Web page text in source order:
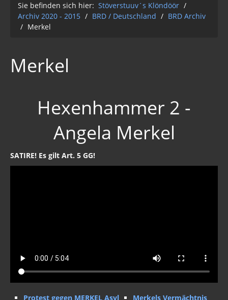
AUFKLÄRUNG 2Q2Q
Klimawandel der Kabale
Gift zum Genozid
Vereinigte Staaten von Europa
Vergangenheit
Zeitgeschichte
Sie befinden sich hier: Stöverstuuv´s Klöndöör /
Archiv 2020 - 2015 / BRD / Deutschland / BRD Archiv
/ Merkel
Merkel
Hexenhammer 2 -
Angela Merkel
SATIRE! Es gilt Art. 5 GG!
Protest gegen MERKEL Asyl
Merkels Vermächtnis